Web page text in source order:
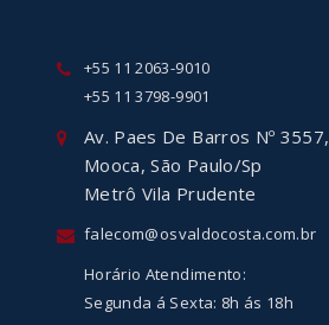
+55 11 2063-9010
+55 11 3798-9901
Av. Paes De Barros Nº 3557,
Mooca, São Paulo/Sp
Metrô Vila Prudente
falecom@osvaldocosta.com.br
Horário Atendimento:
Segunda á Sexta: 8h ás 18h